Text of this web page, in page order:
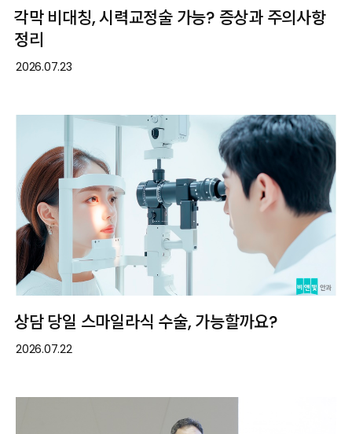
각막 비대칭, 시력교정술 가능? 증상과 주의사항
정리
2026.07.23
상담 당일 스마일라식 수술, 가능할까요?
2026.07.22